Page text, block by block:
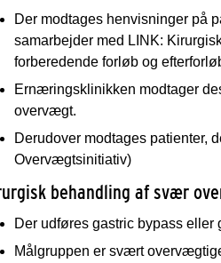
Der modtages henvisninger på
samarbejder med LINK:
forberedende forløb og
Ernæringsklinikken modtager
overvægt.
Derudover modtages patienter,
Overvægtsinitiativ)
behandling af svær
Der udføres gastric bypass eller
Målgruppen er svært